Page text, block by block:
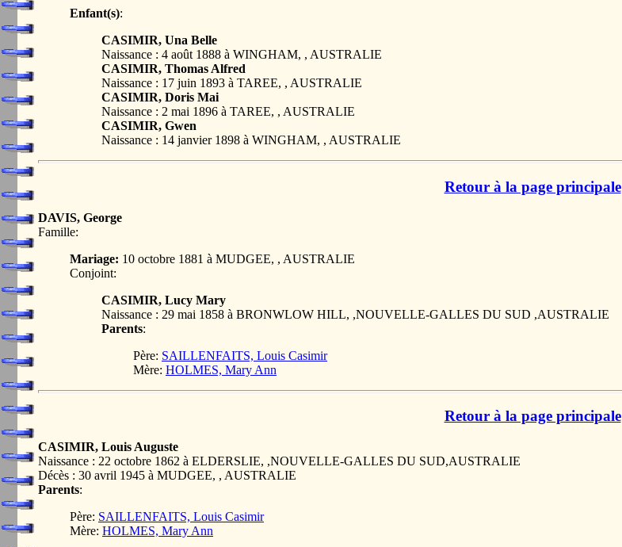
Enfant(s):
CASIMIR, Una Belle
Naissance : 4 août 1888 à WINGHAM, , AUSTRALIE
CASIMIR, Thomas Alfred
Naissance : 17 juin 1893 à TAREE, , AUSTRALIE
CASIMIR, Doris Mai
Naissance : 2 mai 1896 à TAREE, , AUSTRALIE
CASIMIR, Gwen
Naissance : 14 janvier 1898 à WINGHAM, , AUSTRALIE
Retour à la page principale
DAVIS, George
Famille:
Mariage: 10 octobre 1881 à MUDGEE, , AUSTRALIE
Conjoint:
CASIMIR, Lucy Mary
Naissance : 29 mai 1858 à BRONWLOW HILL, ,NOUVELLE-GALLES DU SUD ,AUSTRALIE
Parents:
Père: SAILLENFAITS, Louis Casimir
Mère: HOLMES, Mary Ann
Retour à la page principale
CASIMIR, Louis Auguste
Naissance : 22 octobre 1862 à ELDERSLIE, ,NOUVELLE-GALLES DU SUD,AUSTRALIE
Décès : 30 avril 1945 à MUDGEE, , AUSTRALIE
Parents:
Père: SAILLENFAITS, Louis Casimir
Mère: HOLMES, Mary Ann